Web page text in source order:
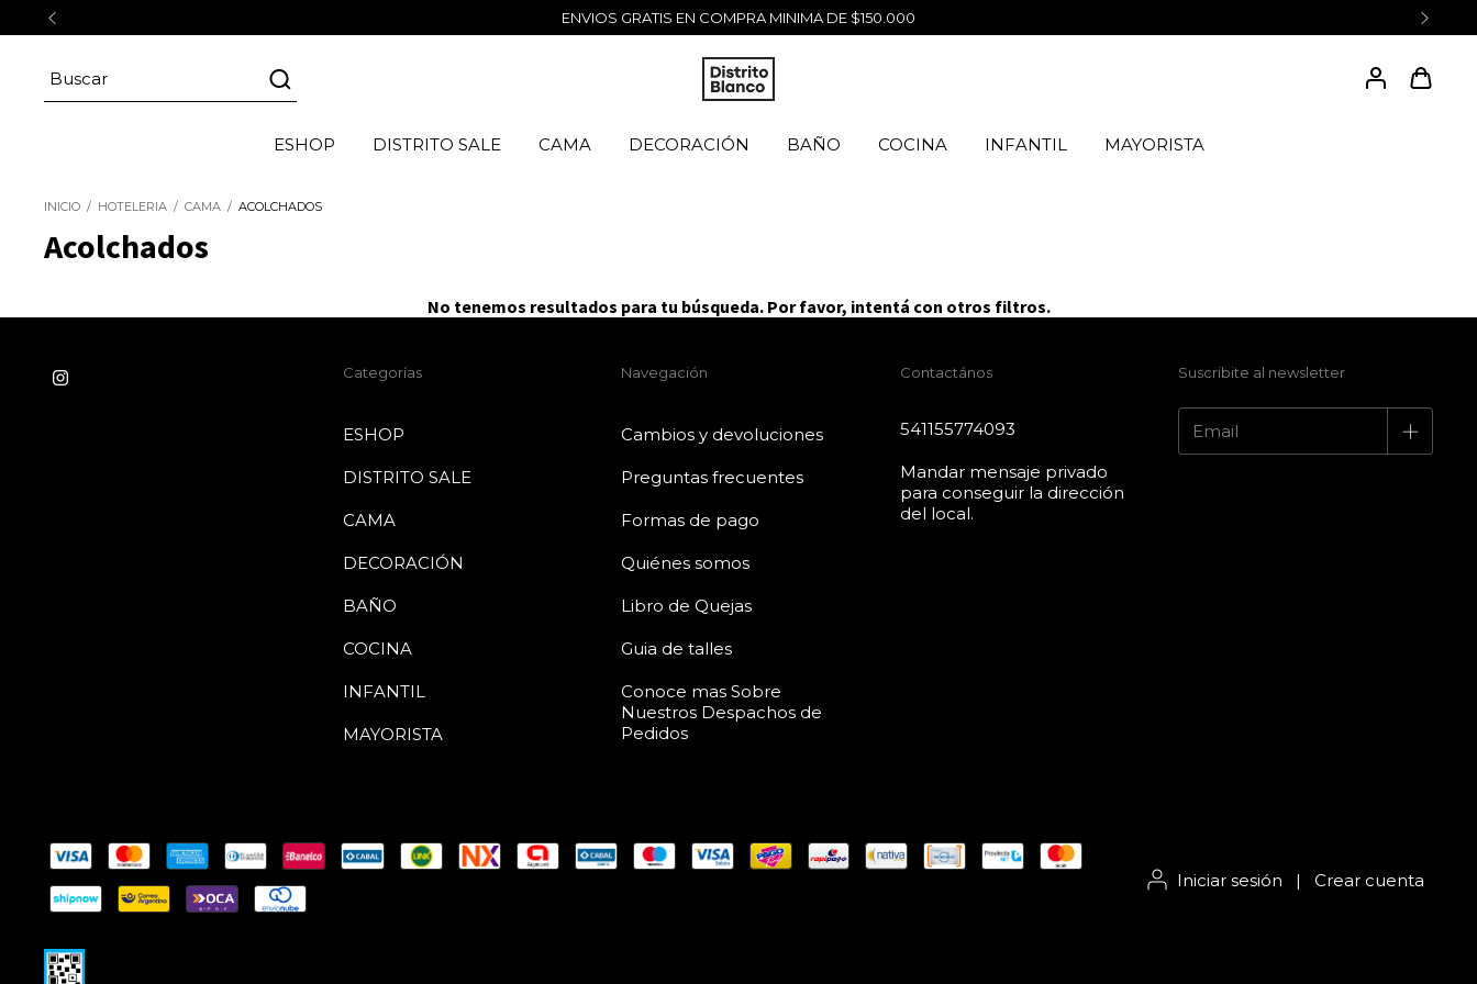
ENVIOS GRATIS EN COMPRA MINIMA DE $150.000
ESHOP DISTRITO SALE CAMA DECORACIÓN BAÑO COCINA INFANTIL MAYORISTA
INICIO / HOTELERIA / CAMA / ACOLCHADOS
Acolchados
No tenemos resultados para tu búsqueda. Por favor, intentá con otros filtros.
Categorías
ESHOP
DISTRITO SALE
CAMA
DECORACIÓN
BAÑO
COCINA
INFANTIL
MAYORISTA
Navegación
Cambios y devoluciones
Preguntas frecuentes
Formas de pago
Quiénes somos
Libro de Quejas
Guia de talles
Conoce mas Sobre
Nuestros Despachos de
Pedidos
Contactános
541155774093
Mandar mensaje privado
para conseguir la dirección
del local.
Suscribite al newsletter
Iniciar sesión | Crear cuenta